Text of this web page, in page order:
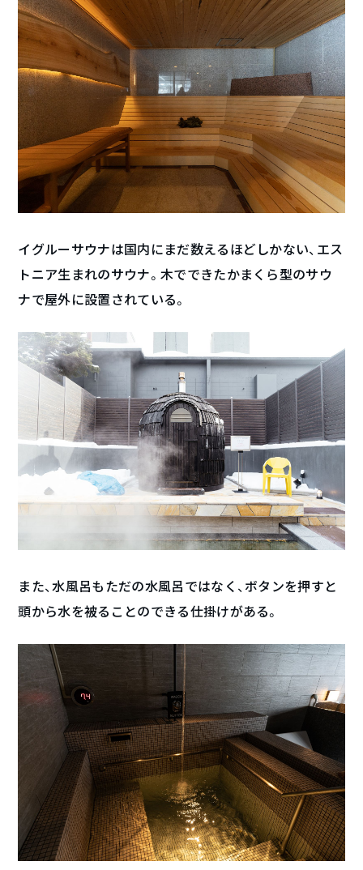
イグルーサウナは国内にまだ数えるほどしかない、エス
トニア生まれのサウナ。木でできたかまくら型のサウ
ナで屋外に設置されている。
また、水風呂もただの水風呂ではなく、ボタンを押すと
頭から水を被ることのできる仕掛けがある。